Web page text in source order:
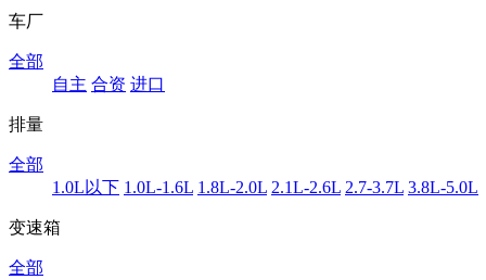
车厂
全部
自主 合资 进口
排量
全部
1.0L以下 1.0L-1.6L 1.8L-2.0L 2.1L-2.6L 2.7-3.7L 3.8L-5.0L
变速箱
全部